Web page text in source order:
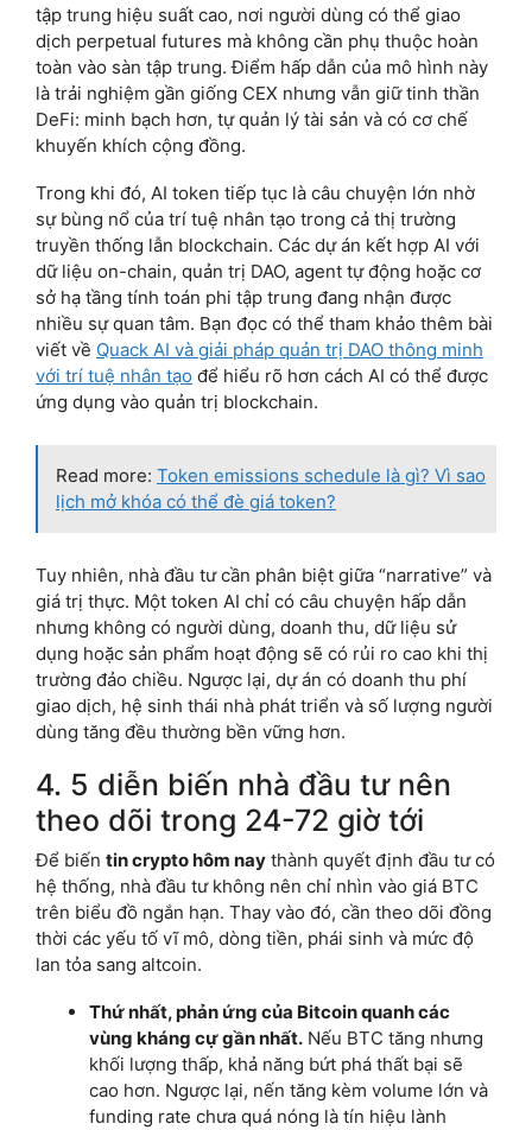
tập trung hiệu suất cao, nơi người dùng có thể giao
dịch perpetual futures mà không cần phụ thuộc hoàn
toàn vào sàn tập trung. Điểm hấp dẫn của mô hình này
là trải nghiệm gần giống CEX nhưng vẫn giữ tinh thần
DeFi: minh bạch hơn, tự quản lý tài sản và có cơ chế
khuyến khích cộng đồng.
Trong khi đó, AI token tiếp tục là câu chuyện lớn nhờ
sự bùng nổ của trí tuệ nhân tạo trong cả thị trường
truyền thống lẫn blockchain. Các dự án kết hợp AI với
dữ liệu on-chain, quản trị DAO, agent tự động hoặc cơ
sở hạ tầng tính toán phi tập trung đang nhận được
nhiều sự quan tâm. Bạn đọc có thể tham khảo thêm bài
viết về Quack AI và giải pháp quản trị DAO thông minh
với trí tuệ nhân tạo để hiểu rõ hơn cách AI có thể được
ứng dụng vào quản trị blockchain.
Read more: Token emissions schedule là gì? Vì sao
lịch mở khóa có thể đè giá token?
Tuy nhiên, nhà đầu tư cần phân biệt giữa “narrative” và
giá trị thực. Một token AI chỉ có câu chuyện hấp dẫn
nhưng không có người dùng, doanh thu, dữ liệu sử
dụng hoặc sản phẩm hoạt động sẽ có rủi ro cao khi thị
trường đảo chiều. Ngược lại, dự án có doanh thu phí
giao dịch, hệ sinh thái nhà phát triển và số lượng người
dùng tăng đều thường bền vững hơn.
4. 5 diễn biến nhà đầu tư nên
theo dõi trong 24-72 giờ tới
Để biến tin crypto hôm nay thành quyết định đầu tư có
hệ thống, nhà đầu tư không nên chỉ nhìn vào giá BTC
trên biểu đồ ngắn hạn. Thay vào đó, cần theo dõi đồng
thời các yếu tố vĩ mô, dòng tiền, phái sinh và mức độ
lan tỏa sang altcoin.
Thứ nhất, phản ứng của Bitcoin quanh các
vùng kháng cự gần nhất. Nếu BTC tăng nhưng
khối lượng thấp, khả năng bứt phá thất bại sẽ
cao hơn. Ngược lại, nến tăng kèm volume lớn và
funding rate chưa quá nóng là tín hiệu lành